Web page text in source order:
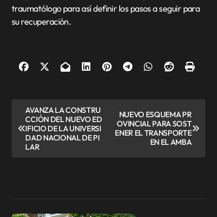
traumatólogo para así definir los pasos a seguir para
su recuperación.
AVANZA LA CONSTRU
CCIÓN DEL NUEVO ED
IFICIO DE LA UNIVERSI
DAD NACIONAL DE PI
LAR
NUEVO ESQUEMA PR
OVINCIAL PARA SOST
ENER EL TRANSPORTE
EN EL AMBA